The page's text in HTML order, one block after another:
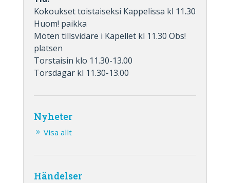
Kokoukset toistaiseksi Kappelissa kl 11.30
Huom! paikka
Möten tillsvidare i Kapellet kl 11.30 Obs!
platsen
Torstaisin klo 11.30-13.00
Torsdagar kl 11.30-13.00
Nyheter
Visa allt
Händelser